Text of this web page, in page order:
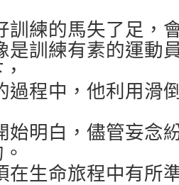
訓練的馬失了足，
是訓練有素的運動
過程中，他利用滑
始明白，儘管妄念
在生命旅程中有所